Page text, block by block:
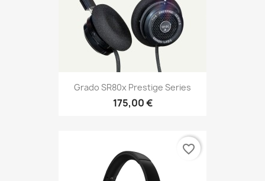
Grado SR80x Prestige Series
175,00 €
favorite_border